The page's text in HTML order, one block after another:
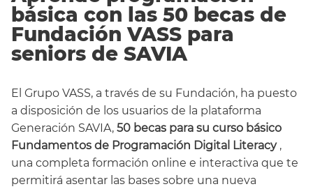
básica con las 50 becas de
Fundación VASS para
seniors de SAVIA
El Grupo VASS, a través de su Fundación, ha puesto
a disposición de los usuarios de la plataforma
Generación SAVIA, 50 becas para su curso básico
Fundamentos de Programación Digital Literacy ,
una completa formación online e interactiva que te
permitirá asentar las bases sobre una nueva